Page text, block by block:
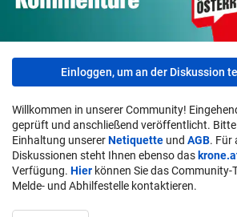
Einloggen, um an der Diskussion
Willkommen in unserer Community!
geprüft und anschließend veröffentlicht.
Einhaltung unsererNetiquette und AGB. Für
Diskussionen steht Ihnen ebenso das
Verfügung. Hier können Sie das Community-
Melde- und Abhilfestelle kontaktieren.